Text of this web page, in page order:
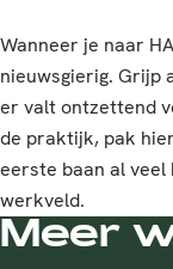
Wanneer je naar
nieuwsgierig. Grijp
er valt ontzettend
de praktijk, pak
eerste baan al
werkveld.
Meer